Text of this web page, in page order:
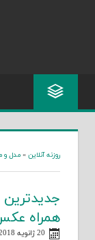
روزنه آنلاین » مدل و
همراه
20 ژانویه 2018